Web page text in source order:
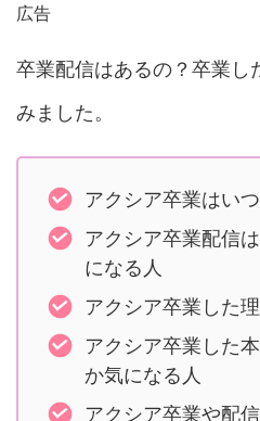
広告
卒業配信はあるの？卒業し
みました。
アクシア卒業はい
アクシア卒業配信
になる人
アクシア卒業した
アクシア卒業した
か気になる人
アクシア卒業や配